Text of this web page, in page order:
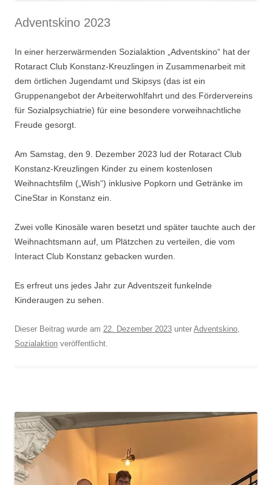
Adventskino 2023
In einer herzerwärmenden Sozialaktion „Adventskino“ hat der
Rotaract Club Konstanz-Kreuzlingen in Zusammenarbeit mit
dem örtlichen Jugendamt und Skipsys (das ist ein
Gruppenangebot der Arbeiterwohlfahrt und des Fördervereins
für Sozialpsychiatrie) für eine besondere vorweihnachtliche
Freude gesorgt.
Am Samstag, den 9. Dezember 2023 lud der Rotaract Club
Konstanz-Kreuzlingen Kinder zu einem kostenlosen
Weihnachtsfilm („Wish“) inklusive Popkorn und Getränke im
CineStar in Konstanz ein.
Zwei volle Kinosäle waren besetzt und später tauchte auch der
Weihnachtsmann auf, um Plätzchen zu verteilen, die vom
Interact Club Konstanz gebacken wurden.
Es erfreut uns jedes Jahr zur Adventszeit funkelnde
Kinderaugen zu sehen.
Dieser Beitrag wurde am 22. Dezember 2023 unter Adventskino
Sozialaktion veröffentlicht.